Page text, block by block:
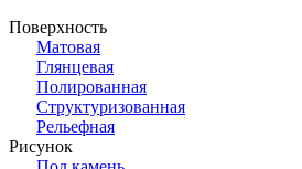
Поверхность
Матовая
Глянцевая
Полированная
Структуризованная
Рельефная
Рисунок